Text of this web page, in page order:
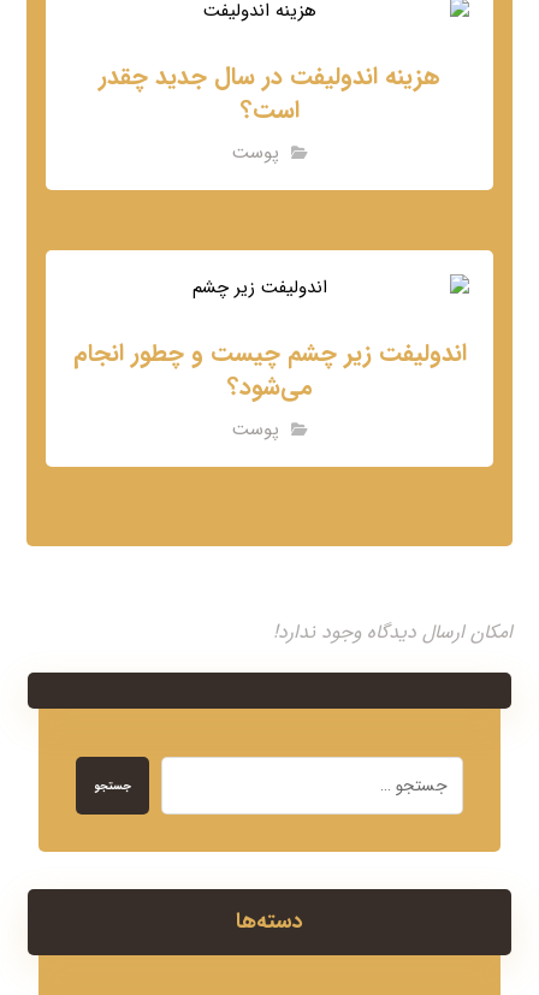
هزینه اندولیفت در سال جدید چقدر
است؟
پوست
اندولیفت زیر چشم چیست و چطور انجام
می‌شود؟
پوست
امکان ارسال دیدگاه وجود ندارد!
جستجو
دسته‌ها